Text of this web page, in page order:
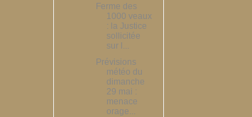
Ferme des
1000 veaux
: la Justice
sollicitée
sur l...
Prévisions
météo du
dimanche
29 mai :
menace
orage...